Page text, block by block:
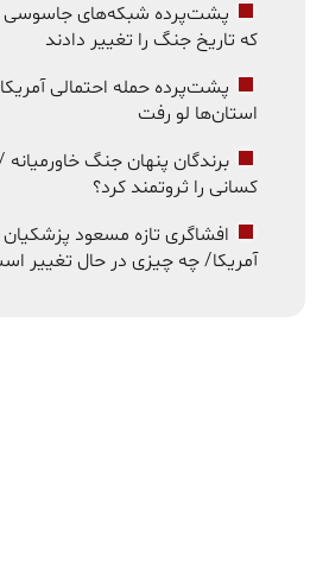
پشت‌پرده شبکه‌های جاسوسی
که تاریخ جنگ را تغییر دادند
پشت‌پرده حمله احتمالی
استان‌ها لو رفت
کسانی را ثروتمند کرد؟
افشاگری تازه مسعود
آمریکا/ چه چیزی در حال تغییر